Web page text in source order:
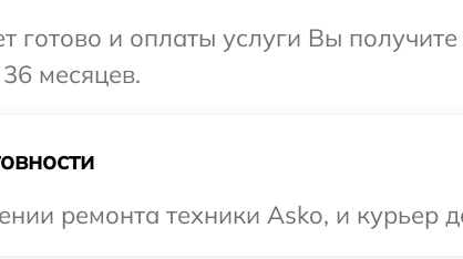
готово и оплаты услуги Вы
месяцев.
ремонта техники Asko, и курьер